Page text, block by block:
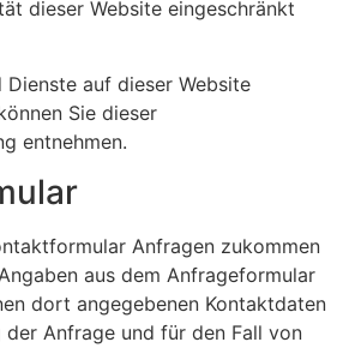
dieser Website eingeschränkt
Dienste auf dieser Website
Sie dieser
entnehmen.
Anfragen zukommen
aus dem Anfrageformular
dort angegebenen Kontaktdaten
Anfrage und für den Fall von